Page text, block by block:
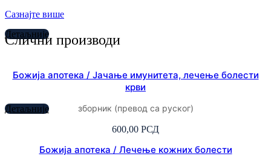
Сазнајте више
Слични производи
Детаљније
Божија апотека / Јачање имунитета, лечење болести
крви
зборник (превод са руског)
600,00 РСД
Детаљније
Божија апотека / Лечење кожних болести